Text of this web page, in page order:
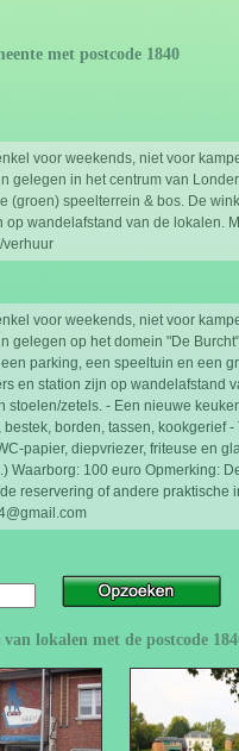
met postcode 1840
voor weekends, niet voor
gelegen in het centrum van
(groen) speelterrein & bos. De
op wandelafstand van de lokalen.
verhuur
voor weekends, niet voor
gelegen op het domein "De
parking, een speeltuin en een
en station zijn op wandelafstand
stoelen/zetels. - Een nieuwe
borden, tassen, kookgerief
papier, diepvriezer, friteuse en
Waarborg: 100 euro Opmerking:
reservering of andere praktische
lokalen met de postcode